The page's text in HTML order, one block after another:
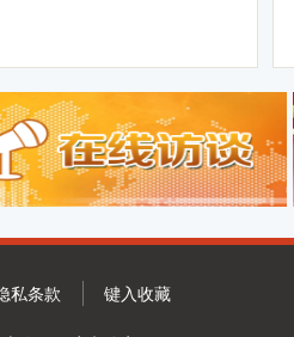
私条款 键入收藏